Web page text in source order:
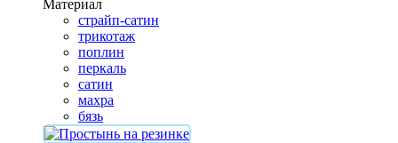
Материал
страйп-сатин
трикотаж
поплин
перкаль
сатин
махра
бязь